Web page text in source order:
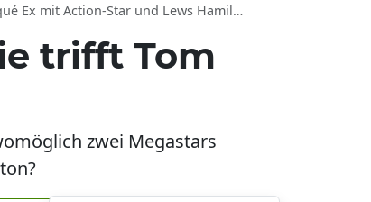
Star und Lews Hamilton in Miami gesichtet
trifft Tom
zwei Megastars